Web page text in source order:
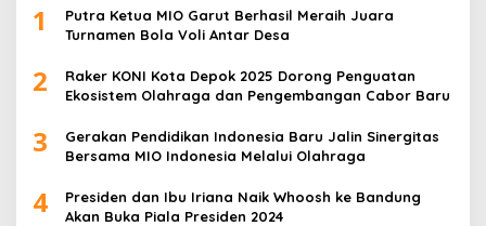
1
Putra Ketua MIO Garut Berhasil Meraih Juara
Turnamen Bola Voli Antar Desa
2
Raker KONI Kota Depok 2025 Dorong Penguatan
Ekosistem Olahraga dan Pengembangan Cabor Baru
3
Gerakan Pendidikan Indonesia Baru Jalin Sinergitas
Bersama MIO Indonesia Melalui Olahraga
4
Presiden dan Ibu Iriana Naik Whoosh ke Bandung
Akan Buka Piala Presiden 2024